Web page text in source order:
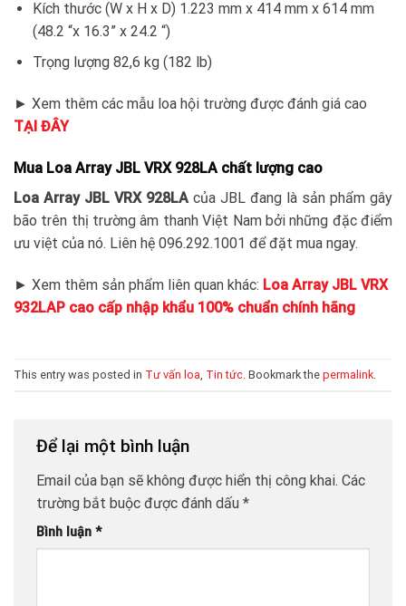
Kích thước (W x H x D) 1.223 mm x 414 mm x 614 mm
(48.2 “x 16.3” x 24.2 “)
Trọng lượng 82,6 kg (182 lb)
► Xem thêm các mẫu loa hội trường được đánh giá cao
TẠI ĐÂY
Mua Loa Array JBL VRX 928LA chất lượng cao
Loa Array JBL VRX 928LA của JBL đang là sản phẩm gây
bão trên thị trường âm thanh Việt Nam bởi những đặc điểm
ưu việt của nó. Liên hệ 096.292.1001 để đặt mua ngay.
► Xem thêm sản phẩm liên quan khác: Loa Array JBL VRX
932LAP cao cấp nhập khẩu 100% chuẩn chính hãng
This entry was posted in Tư vấn loa Tin tức . Bookmark the permalink
Để lại một bình luận
Email của bạn sẽ không được hiển thị công khai. Các
trường bắt buộc được đánh dấu *
Bình luận *